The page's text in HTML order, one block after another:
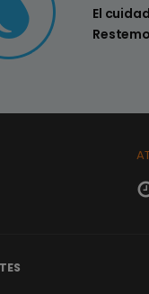
si hay pérdidas en
El